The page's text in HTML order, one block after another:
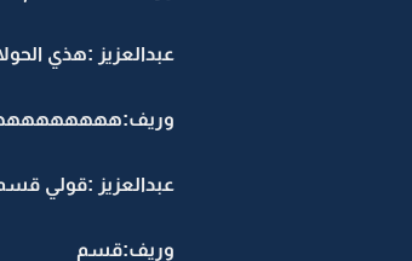
عبدالعزيز :هذي
عبدالعزيز :قولي
وريف:قسم